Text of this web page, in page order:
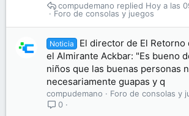
Foro de consolas y juegos
Hoy a las
compudemano
Noticia
El director de El
el Almirante Ackbar: "Es bueno
niños que las buenas personas
necesariamente guapas y q
compudemano
Foro de consolas y
0